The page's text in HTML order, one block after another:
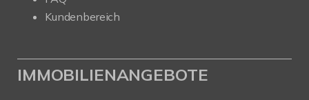
Kundenbereich
IMMOBILIENANGEBOTE